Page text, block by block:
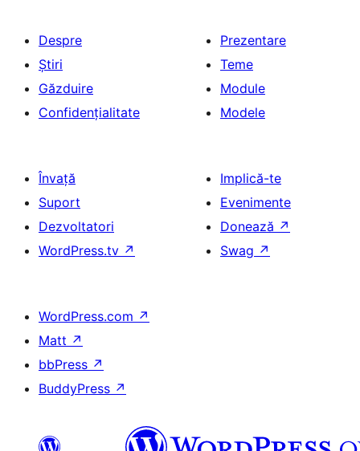
Despre
Știri
Găzduire
Confidențialitate
Prezentare
Teme
Module
Modele
Învață
Suport
Dezvoltatori
WordPress.tv ↗
Implică-te
Evenimente
Donează ↗
Swag ↗
WordPress.com ↗
Matt ↗
bbPress ↗
BuddyPress ↗